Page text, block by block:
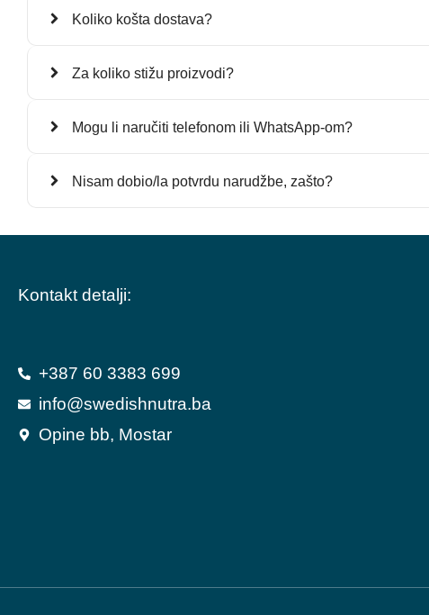
Koliko košta dostava?
Za koliko stižu proizvodi?
Mogu li naručiti telefonom ili WhatsApp-om?
Nisam dobio/la potvrdu narudžbe, zašto?
Kontakt detalji:
+387 60 3383 699
info@swedishnutra.ba
Opine bb, Mostar